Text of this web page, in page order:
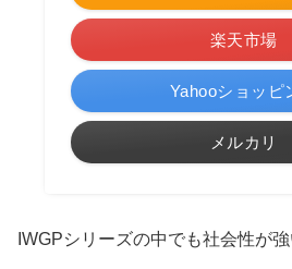
楽天市場
Yahooショッピ
メルカリ
IWGPシリーズの中でも社会性が強